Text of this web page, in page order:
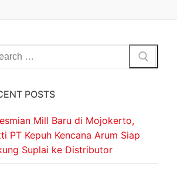
POSTS
Mill Baru di Mojokerto,
PT Kepuh Kencana Arum Siap
Suplai ke Distributor